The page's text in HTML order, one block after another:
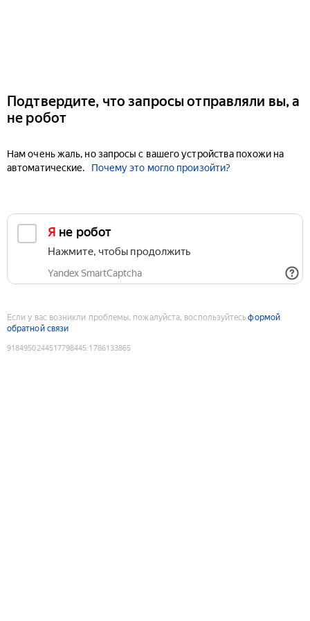
Подтвердите, что запросы отправляли вы, а
не робот
Нам очень жаль, но запросы с вашего устройства похожи на
автоматические.
Почему это могло произойти?
Я не робот
Нажмите, чтобы продолжить
Yandex SmartCaptcha
Если у вас возникли проблемы, пожалуйста, воспользуйтесьформой
обратной связи
9184950244517798445:1786133865